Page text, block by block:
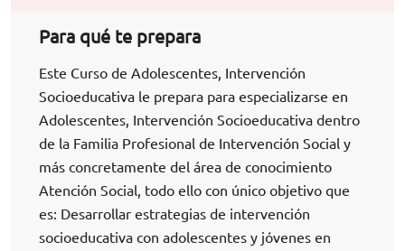
Para qué te prepara
Este Curso de Adolescentes, Intervención
Socioeducativa le prepara para especializarse en
Adolescentes, Intervención Socioeducativa dentro
de la Familia Profesional de Intervención Social y
más concretamente del área de conocimiento
Atención Social, todo ello con único objetivo que
es: Desarrollar estrategias de intervención
socioeducativa con adolescentes y jóvenes en